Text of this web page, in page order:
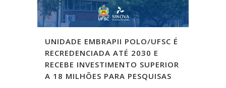
UNIDADE EMBRAPII POLO/UFSC É
RECREDENCIADA ATÉ 2030 E
RECEBE INVESTIMENTO SUPERIOR
A 18 MILHÕES PARA PESQUISAS